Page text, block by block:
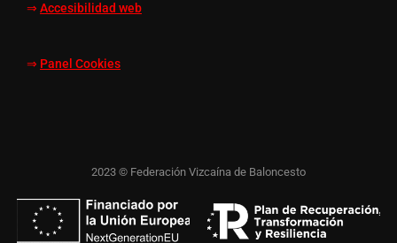
⇒ Accesibilidad web
⇒ Panel Cookies
2023 © Federación Vizcaína de Baloncesto